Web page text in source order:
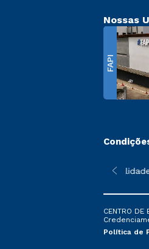
Nossas
FAPI
sofrer alterações nos
promocional de 1ª
CENTRO
Política de